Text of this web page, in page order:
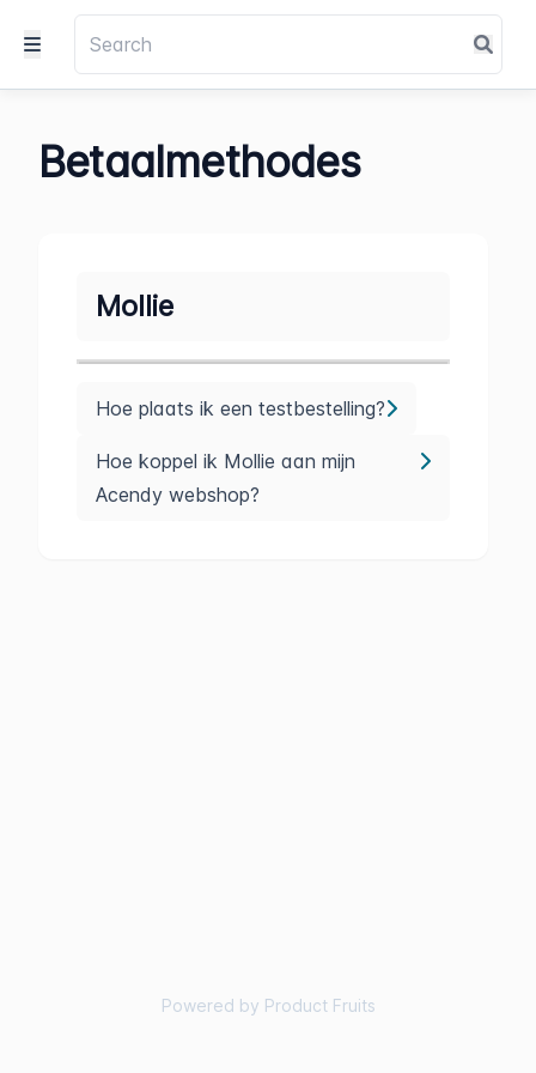
Betaalmethodes
Mollie
Hoe plaats ik een testbestelling?
Hoe koppel ik Mollie aan mijn
Acendy webshop?
Powered by Product Fruits